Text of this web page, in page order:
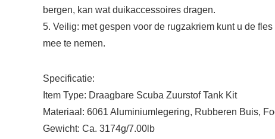
bergen, kan wat duikaccessoires dragen.
5. Veilig: met gespen voor de rugzakriem kunt u de
mee te nemen.
Specificatie:
Item Type: Draagbare Scuba Zuurstof Tank Kit
Materiaal: 6061 Aluminiumlegering, Rubberen Buis,
Gewicht: Ca. 3174g/7.00lb